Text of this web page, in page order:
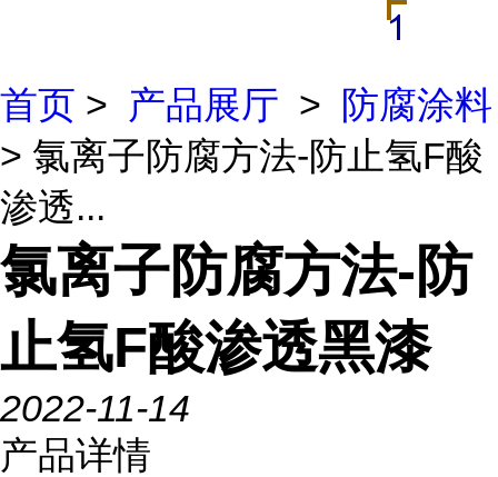
首页 > 产品展厅 >
防腐涂料
> 氯离子防腐方法-防止氢F酸
渗透...
氯离子防腐方法-防
止氢F酸渗透黑漆
2022-11-14
产品详情